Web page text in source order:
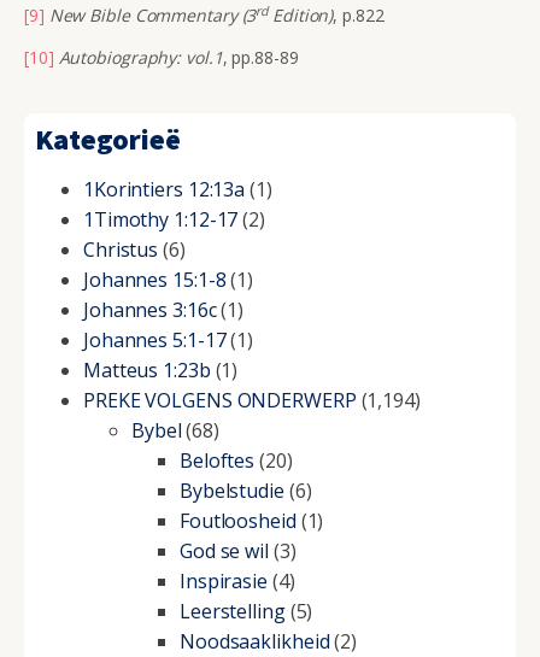
[9] New Bible Commentary (3rdEdition), p.822
[10] Autobiography: vol.1, pp.88-89
Kategorieë
1Korintiers 12:13a (1)
1Timothy 1:12-17(2)
Christus (6)
Johannes 15:1-8(1)
Johannes 3:16c(1)
Johannes 5:1-17(1)
Matteus 1:23b (1)
PREKE VOLGENS ONDERWERP (1,194)
Bybel(68)
Beloftes (20)
Bybelstudie (6)
Foutloosheid (1)
God se wil (3)
Inspirasie (4)
Leerstelling(5)
Noodsaaklikheid(2)